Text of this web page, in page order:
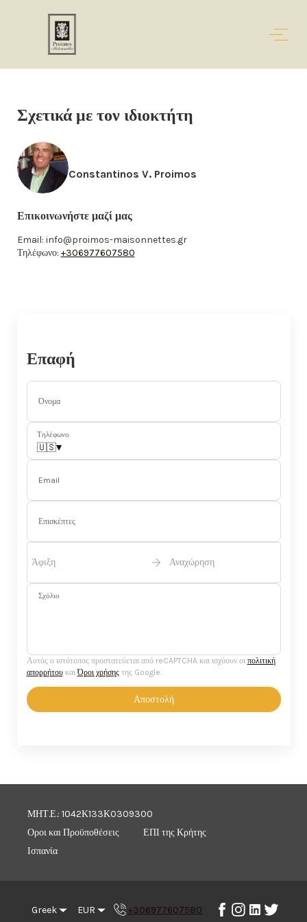
Σχετικά με τον ιδιοκτήτη
Constantinos V. Proimos
Επικοινωνήστε μαζί μας
Email: info@proimos-maisonnettes.gr
Τηλέφωνο: +306977607580
Επαφή
Όνομα
Τηλέφωνο
🇺🇸▾
Email
Επισκέπτες
Άφιξη Αναχώρηση
Σχόλιο
Αυτός ο ιστότοπος προστατεύεται από reCAPTCHA και ισχύουν οι πολιτική
απορρήτουκαιΌροι χρήσηςτης Google.
Αποστολή
ΜΗΤ.Ε.: 1042Κ133Κ0309300
Οροι και Προϋποθέσεις
ΕΠΙ της Κρήτης
Ισπανία
Greek EUR
+306977607580